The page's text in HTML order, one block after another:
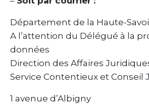
Département de la Haute-
A l’attention du Délégué à la
données
Direction des Affaires
Service Contentieux et Conseil
1 avenue d’Albigny